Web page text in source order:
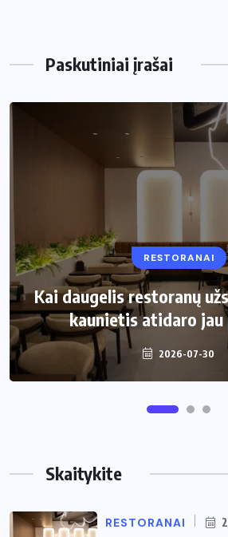
Paskutiniai įrašai
RESTORANAI
Kai daugelis restoranų
kaunietis atidaro
2026-07-30
VIRTUVĖ
Kaip pasirinkti
virtuvei?
2026-06-25
Skaitykite
RESTORANAI